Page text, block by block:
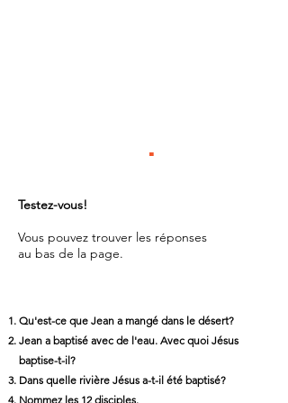
Qu'est-ce que Jean a mangé dans le désert?
Jean a baptisé avec de l'eau. Avec quoi Jésus
baptise-t-il?
Dans quelle rivière Jésus a-t-il été baptisé?
Nommez les 12 disciples.
.
Testez-vous!
Vous pouvez trouver les réponses
au bas de la page.